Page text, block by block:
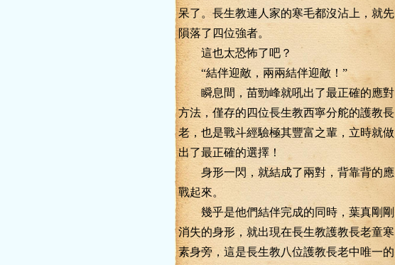
呆了。長生教連人家的寒毛都沒沾上，就先
隕落了四位強者。
這也太恐怖了吧？
“結伴迎敵，兩兩結伴迎敵！”
瞬息間，苗勁峰就吼出了最正確的應對
方法，僅存的四位長生教西寧分舵的護教長
老，也是戰斗經驗極其豐富之輩，立時就做
出了最正確的選擇！
身形一閃，就結成了兩對，背靠背的應
戰起來。
幾乎是他們結伴完成的同時，葉真剛剛
消失的身形，就出現在長生教護教長老童寒
素身旁，這是長生教八位護教長老中唯一的